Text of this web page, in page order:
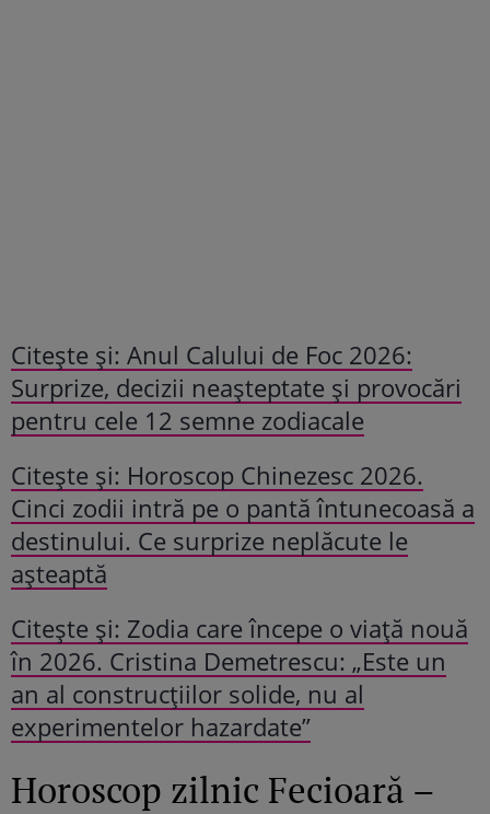
Citeşte şi: Anul Calului de Foc 2026:
Surprize, decizii neașteptate și provocări
pentru cele 12 semne zodiacale
Citeşte şi: Horoscop Chinezesc 2026.
Cinci zodii intră pe o pantă întunecoasă a
destinului. Ce surprize neplăcute le
așteaptă
Citeşte şi: Zodia care începe o viață nouă
în 2026. Cristina Demetrescu: „Este un
an al construcțiilor solide, nu al
experimentelor hazardate”
Horoscop zilnic Fecioară –